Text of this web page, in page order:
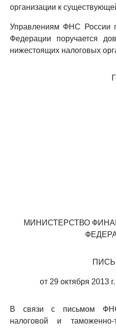
организации к
Управлениям ФНС России
Федерации поручается
нижестоящих налоговых
МИНИСТЕРСТВО
от 29 октября 2013
В связи с письмом
налоговой и